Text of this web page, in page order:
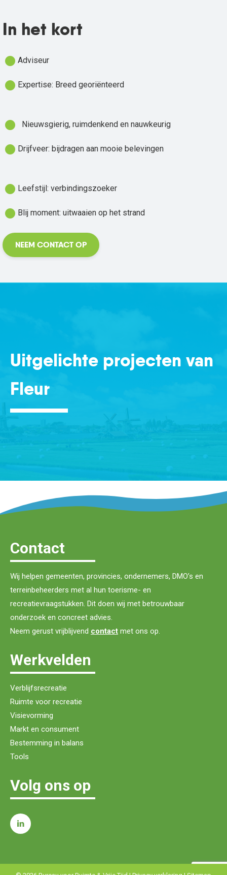
In het kort
fiber_manual_record Adviseur
fiber_manual_record Expertise: Breed georiënteerd
fiber_manual_record Nieuwsgierig, ruimdenkend en nauwkeurig
fiber_manual_record Drijfveer: bijdragen aan mooie belevingen
fiber_manual_record Leefstijl: verbindingszoeker
fiber_manual_record Blij moment: uitwaaien op het strand
NEEM CONTACT OP
Uitgelichte projecten van
Fleur
Contact
Wij helpen gemeenten, provincies, ondernemers, DMO’s en
terreinbeheerders met al hun toerisme- en
recreatievraagstukken. Dit doen wij met betrouwbaar
onderzoek en concreet advies.
Neem gerust vrijblijvend contact met ons op.
Werkvelden
Verblijfsrecreatie
Ruimte voor recreatie
Visievorming
Markt en consument
Bestemming in balans
Tools
Volg ons op